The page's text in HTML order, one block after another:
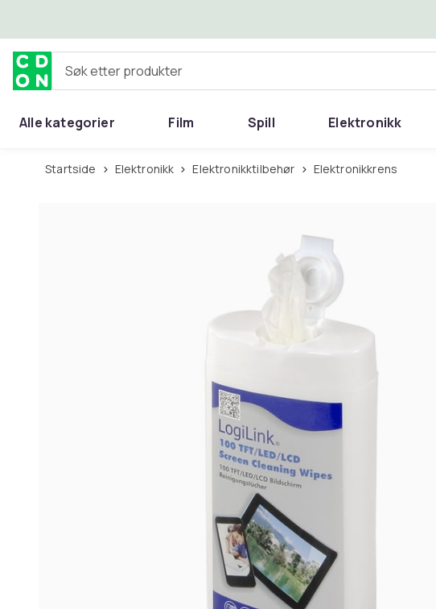
Søk etter produkter
Alle kategorier Film Spill Elektronikk
Startside Elektronikk Elektronikktilbehør Elektronikkrens